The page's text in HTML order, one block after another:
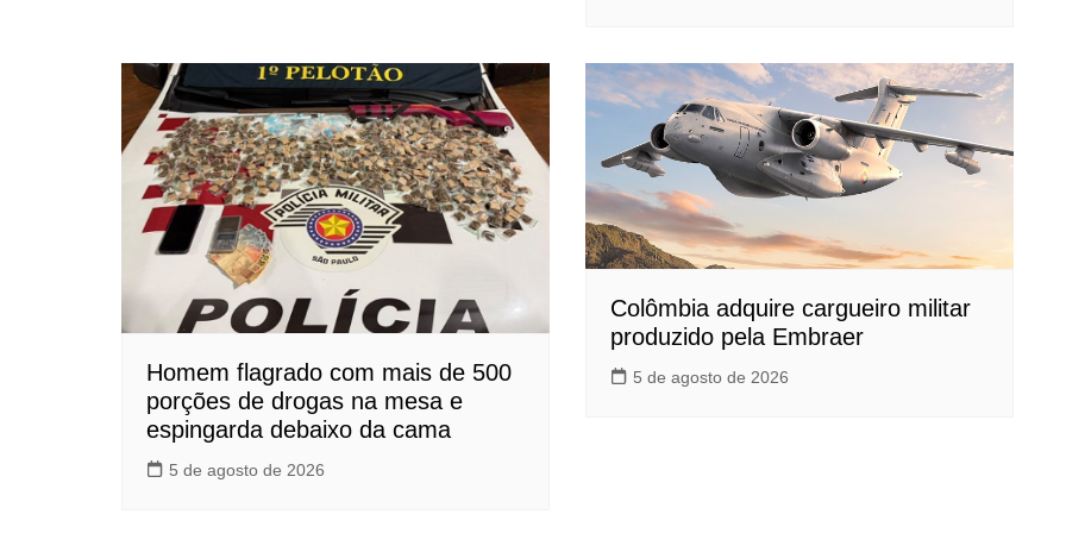
Homem flagrado com mais de 500
porções de drogas na mesa e
espingarda debaixo da cama
5 de agosto de 2026
Colômbia adquire cargueiro militar
produzido pela Embraer
5 de agosto de 2026